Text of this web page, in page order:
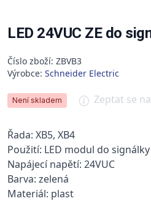
LED 24VUC ZE do
Číslo zboží: ZBVB3
Výrobce: Schneider Electric
Není skladem Zeptat se
Řada: XB5, XB4
Použití: LED modul do
Napájecí napětí: 24VUC
Barva: zelená
Materiál: plast